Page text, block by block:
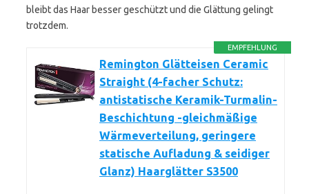
bleibt das Haar besser geschützt und die Glättung gelingt
trotzdem.
EMPFEHLUNG
Remington Glätteisen Ceramic
Straight (4-facher Schutz:
antistatische Keramik-Turmalin-
Beschichtung -gleichmäßige
Wärmeverteilung, geringere
statische Aufladung & seidiger
Glanz) Haarglätter S3500